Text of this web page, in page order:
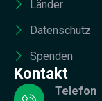
Länder
Datenschutz
Spenden
Kontakt
Telefon